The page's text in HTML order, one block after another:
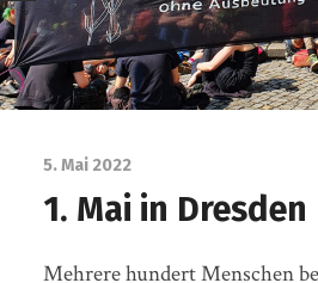
5. Mai 2022
1. Mai in Dresden
Mehrere hundert Menschen